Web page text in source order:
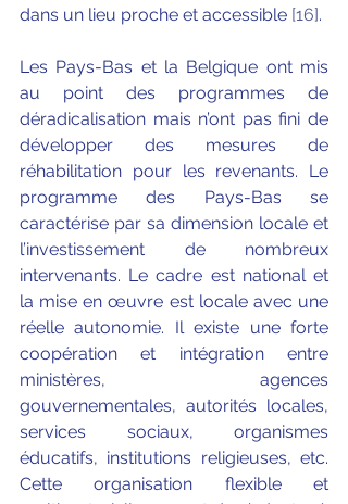
dans un lieu proche et accessible [16].
Les Pays-Bas et la Belgique ont mis
au point des programmes de
déradicalisation mais n’ont pas fini de
développer des mesures de
réhabilitation pour les revenants. Le
programme des Pays-Bas se
caractérise par sa dimension locale et
l’investissement de nombreux
intervenants. Le cadre est national et
la mise en œuvre est locale avec une
réelle autonomie. Il existe une forte
coopération et intégration entre
ministères, agences
gouvernementales, autorités locales,
services sociaux, organismes
éducatifs, institutions religieuses, etc.
Cette organisation flexible et